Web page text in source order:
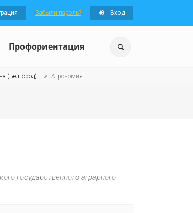
Забыли пароль? Вход
Профориентация
(Белгород) Агрономия
государственного аграрного